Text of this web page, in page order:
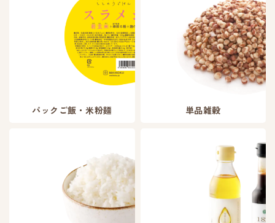
パックご飯・米粉麺 単品雑穀